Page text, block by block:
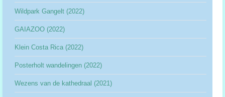
Wildpark Gangelt (2022)
GAIAZOO (2022)
Klein Costa Rica (2022)
Posterholt wandelingen (2022)
Wezens van de kathedraal (2021)